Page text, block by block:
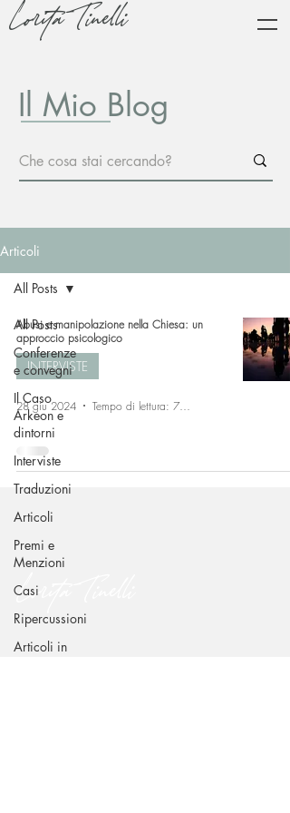
Lorita Tinelli
Il Mio Blog
Articoli
All Posts
Conferenze
e convegni
Il Caso
Arkeon e
dintorni
Interviste
Traduzioni
Articoli
Premi e
Menzioni
Casi
Ripercussioni
Articoli in
All Posts
Abusi e manipolazione nella Chiesa: un
approccio psicologico
INTERVISTE
28 giu 2024 Tempo di lettura: 7 min
Lorita Tinelli
CONTATTI